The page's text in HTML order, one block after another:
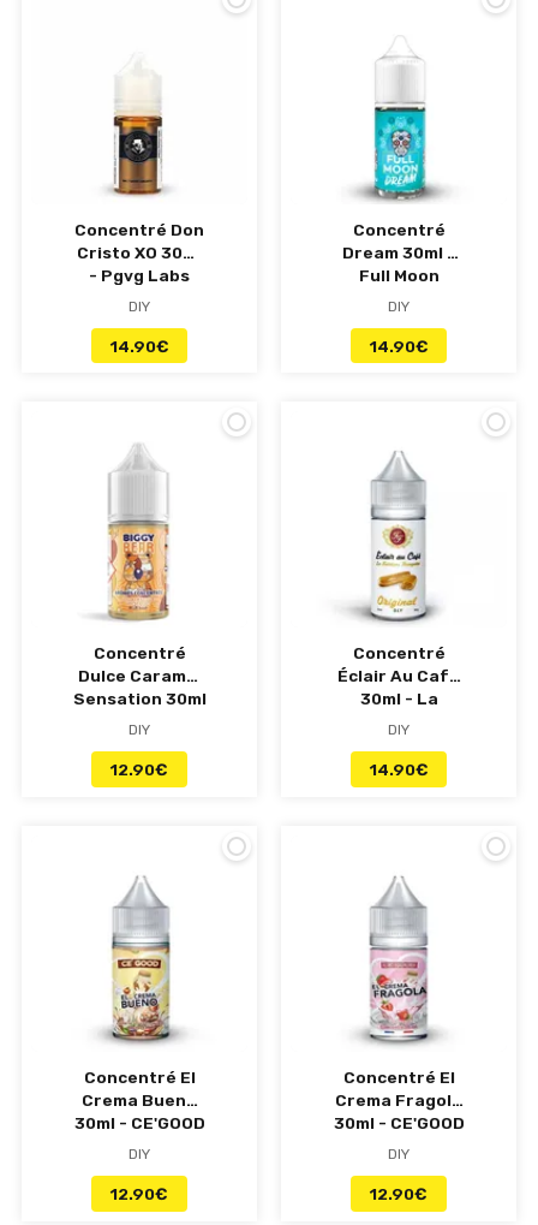
Concentré Don
Cristo XO 30ml
- Pgvg Labs
DIY
14.90€
Concentré
Dream 30ml -
Full Moon
DIY
14.90€
Concentré
Dulce Caramel
Sensation 30ml
- Biggy Bear
DIY
12.90€
Concentré
Éclair Au Café
30ml - La
Fabrique
DIY
14.90€
Concentré El
Crema Bueno
30ml - CE'GOOD
DIY
12.90€
Concentré El
Crema Fragola
30ml - CE'GOOD
DIY
12.90€